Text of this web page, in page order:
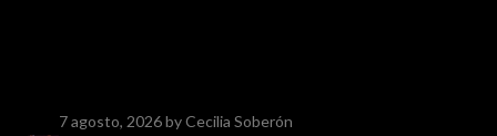
7 agosto, 2026by Cecilia Soberón